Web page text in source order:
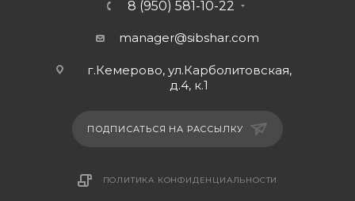
8 (950) 581-10-22
manager@sibshar.com
г.Кемерово, ул.Карболитовская,
д.4, к.1
ПОДПИСАТЬСЯ НА РАССЫЛКУ
ПОЛИТИКА КОНФИДЕНЦИАЛЬНОСТИ